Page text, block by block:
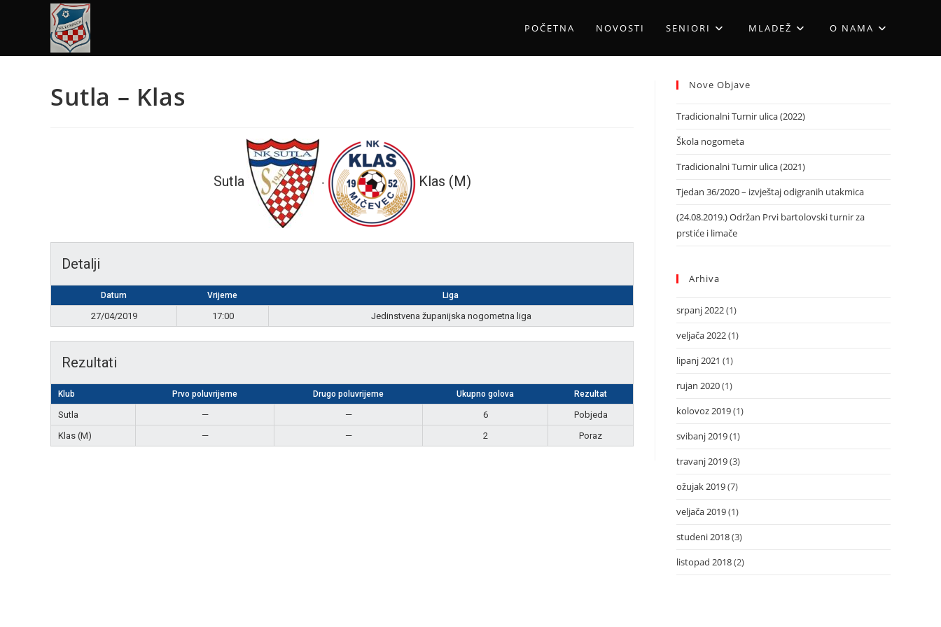
POČETNA NOVOSTI SENIORI MLADEŽ O NAMA
Sutla – Klas
Sutla - Klas (M)
Detalji
Datum Vrijeme Liga
27/04/2019 17:00 Jedinstvena županijska nogometna liga
Rezultati
Klub Prvo poluvrijeme Drugo poluvrijeme Ukupno golova Rezultat
Sutla — — 6
Pobjeda
Klas (M)
— — 2 Poraz
Nove Objave
Tradicionalni Turnir ulica (2022)
Škola nogometa
Tradicionalni Turnir ulica (2021)
Tjedan 36/2020 – izvještaj odigranih utakmica
(24.08.2019.) Održan Prvi bartolovski turnir za
prstiće i limače
Arhiva
srpanj 2022(1)
veljača 2022(1)
lipanj 2021 (1)
rujan 2020(1)
kolovoz 2019(1)
svibanj 2019(1)
travanj 2019(3)
ožujak 2019(7)
veljača 2019(1)
studeni 2018(3)
listopad 2018(2)